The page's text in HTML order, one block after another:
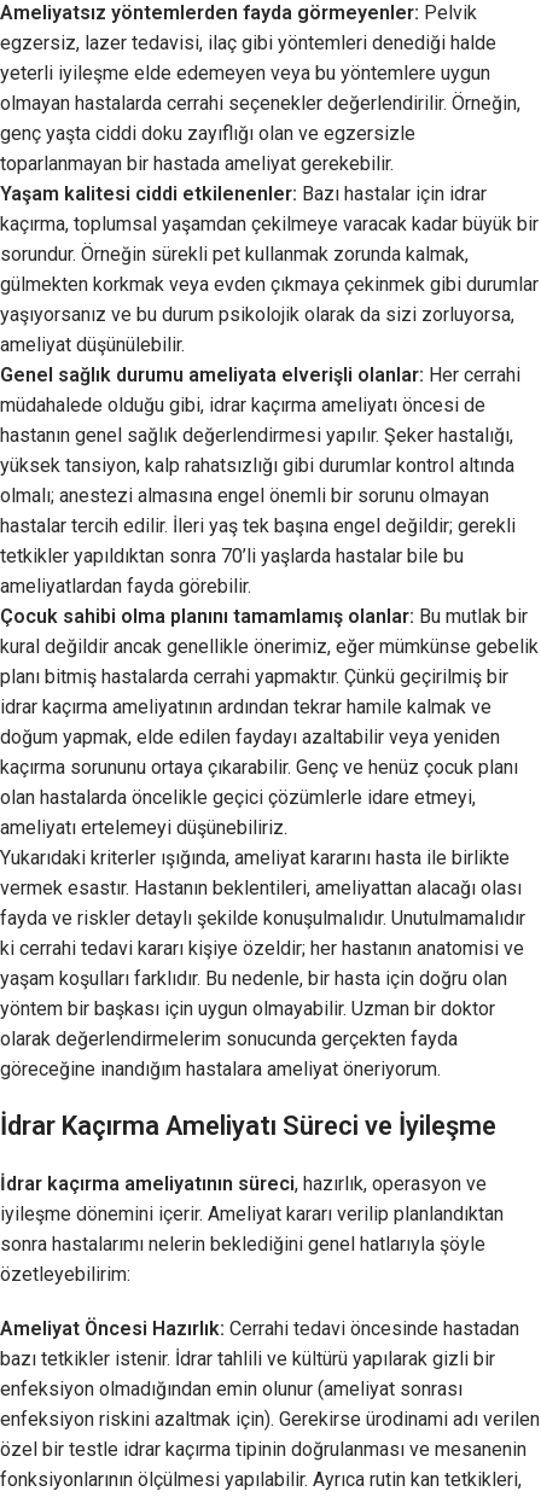
Ameliyatsız yöntemlerden fayda görmeyenler: Pelvik
egzersiz, lazer tedavisi, ilaç gibi yöntemleri denediği halde
yeterli iyileşme elde edemeyen veya bu yöntemlere uygun
olmayan hastalarda cerrahi seçenekler değerlendirilir. Örneğin,
genç yaşta ciddi doku zayıflığı olan ve egzersizle
toparlanmayan bir hastada ameliyat gerekebilir.
Yaşam kalitesi ciddi etkilenenler: Bazı hastalar için idrar
kaçırma, toplumsal yaşamdan çekilmeye varacak kadar büyük bir
sorundur. Örneğin sürekli pet kullanmak zorunda kalmak,
gülmekten korkmak veya evden çıkmaya çekinmek gibi durumlar
yaşıyorsanız ve bu durum psikolojik olarak da sizi zorluyorsa,
ameliyat düşünülebilir.
Genel sağlık durumu ameliyata elverişli olanlar: Her cerrahi
müdahalede olduğu gibi, idrar kaçırma ameliyatı öncesi de
hastanın genel sağlık değerlendirmesi yapılır. Şeker hastalığı,
yüksek tansiyon, kalp rahatsızlığı gibi durumlar kontrol altında
olmalı; anestezi almasına engel önemli bir sorunu olmayan
hastalar tercih edilir. İleri yaş tek başına engel değildir; gerekli
tetkikler yapıldıktan sonra 70’li yaşlarda hastalar bile bu
ameliyatlardan fayda görebilir.
Çocuk sahibi olma planını tamamlamış olanlar: Bu mutlak bir
kural değildir ancak genellikle önerimiz, eğer mümkünse gebelik
planı bitmiş hastalarda cerrahi yapmaktır. Çünkü geçirilmiş bir
idrar kaçırma ameliyatının ardından tekrar hamile kalmak ve
doğum yapmak, elde edilen faydayı azaltabilir veya yeniden
kaçırma sorununu ortaya çıkarabilir. Genç ve henüz çocuk planı
olan hastalarda öncelikle geçici çözümlerle idare etmeyi,
ameliyatı ertelemeyi düşünebiliriz.
Yukarıdaki kriterler ışığında, ameliyat kararını hasta ile birlikte
vermek esastır. Hastanın beklentileri, ameliyattan alacağı olası
fayda ve riskler detaylı şekilde konuşulmalıdır. Unutulmamalıdır
ki cerrahi tedavi kararı kişiye özeldir; her hastanın anatomisi ve
yaşam koşulları farklıdır. Bu nedenle, bir hasta için doğru olan
yöntem bir başkası için uygun olmayabilir. Uzman bir doktor
olarak değerlendirmelerim sonucunda gerçekten fayda
göreceğine inandığım hastalara ameliyat öneriyorum.
İdrar Kaçırma Ameliyatı Süreci ve İyileşme
İdrar kaçırma ameliyatının süreci, hazırlık, operasyon ve
iyileşme dönemini içerir. Ameliyat kararı verilip planlandıktan
sonra hastalarımı nelerin beklediğini genel hatlarıyla şöyle
özetleyebilirim:
Ameliyat Öncesi Hazırlık: Cerrahi tedavi öncesinde hastadan
bazı tetkikler istenir. İdrar tahlili ve kültürü yapılarak gizli bir
enfeksiyon olmadığından emin olunur (ameliyat sonrası
enfeksiyon riskini azaltmak için). Gerekirse ürodinami adı verilen
özel bir testle idrar kaçırma tipinin doğrulanması ve mesanenin
fonksiyonlarının ölçülmesi yapılabilir. Ayrıca rutin kan tetkikleri,